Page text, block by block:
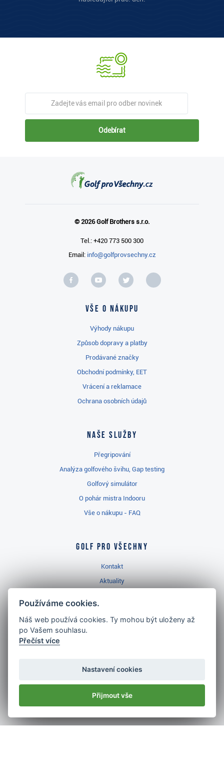
Odebírat
© 2026 Golf Brothers s.r.o.
Tel.: +420 773 500 300
Email: info@golfprovsechny.cz
Vše o nákupu
Výhody nákupu
Způsob dopravy a platby
Prodávané značky
Obchodní podmínky, EET
Vrácení a reklamace
Ochrana osobních údajů
Naše služby
Přegripování
Analýza golfového švihu, Gap testing
Golfový simulátor
O pohár mistra Indooru
Vše o nákupu - FAQ
Golf pro všechny
Kontakt
Aktuality
Golfový slovník
Nejlépe hodnocený
v ČR
Používáme cookies.
Náš web používá cookies. Ty mohou být uloženy až
po Vašem souhlasu.
Přečíst více
Nastavení cookies
Přijmout vše